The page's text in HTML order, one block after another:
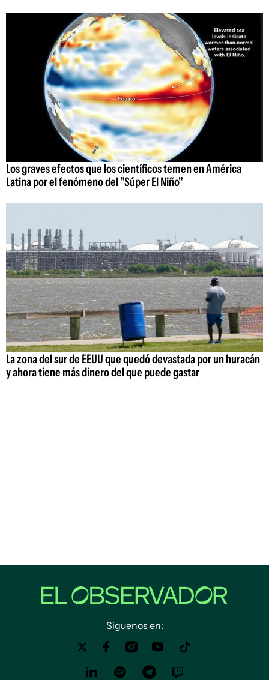
Los graves efectos que los científicos temen en América
Latina por el fenómeno del "Súper El Niño"
La zona del sur de EEUU que quedó devastada por un huracán
y ahora tiene más dinero del que puede gastar
Siguenos en: